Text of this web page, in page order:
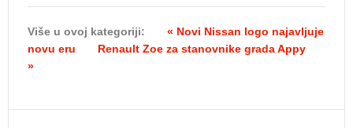
Više u ovoj kategoriji:
« Novi Nissan logo najavljuje
novu eru
Renault Zoe za stanovnike grada Appy
»